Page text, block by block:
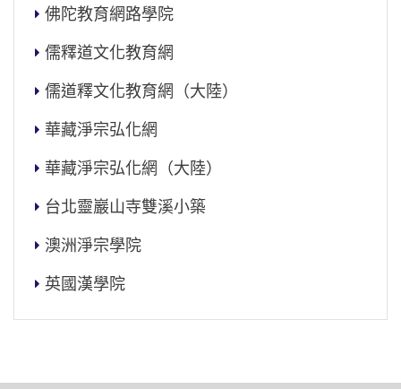
佛陀教育網路學院
儒釋道文化教育網
儒道釋文化教育網（大陸）
華藏淨宗弘化網
華藏淨宗弘化網（大陸）
台北靈巖山寺雙溪小築
澳洲淨宗學院
英國漢學院